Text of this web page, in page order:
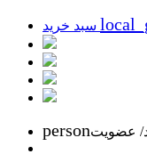
personعضویت